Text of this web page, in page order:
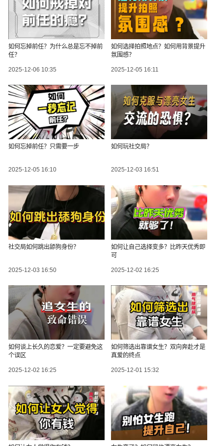
如何忘掉前任？为什么总是忘不掉前
任？
2025-12-06 10:35
如何选择拍照地点？如何用背景提升
氛围感？
2025-12-05 16:11
如何忘掉前任？只需要一步
2025-12-05 16:10
如何玩社交局？
2025-12-03 16:51
社交局如何跳出舔狗身份？
2025-12-03 16:50
如何让自己选择变多？比昨天优秀即
可
2025-12-02 16:25
如何谈上长久的恋爱？一定要避免这
个误区
2025-12-02 16:25
如何筛选出靠谱女生？双向奔赴才是
真爱的终点
2025-12-01 15:32